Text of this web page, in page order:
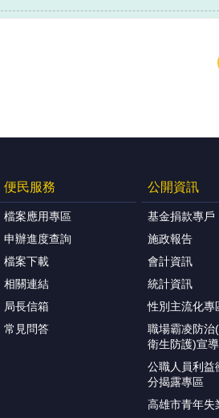
便民服務
檔案應用專區
申辦進度查詢
檔案下載
相關連結
局長信箱
常見問答
公開資訊
基金捐款專戶
施政報告
會計資訊
統計資訊
性別主流化專
職場霸凌防治
衛生防護)宣
公職人員利益
分揭露專區
高雄市青年失